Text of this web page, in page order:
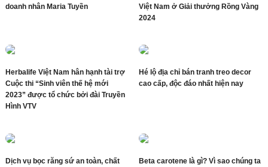
doanh nhân Maria Tuyền
Việt Nam ở Giải thưởng Rồng Vàng
2024
Herbalife Việt Nam hân hạnh tài trợ
Cuộc thi “Sinh viên thế hệ mới
2023” được tổ chức bởi đài Truyền
Hình VTV
Hé lộ địa chỉ bán tranh treo decor
cao cấp, độc đáo nhất hiện nay
Dịch vụ bọc răng sứ an toàn, chất
Beta carotene là gì? Vì sao chúng ta